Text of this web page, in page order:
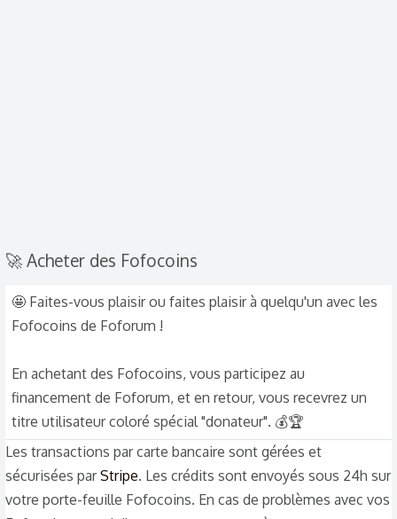
🚀 Acheter des Fofocoins
🤩 Faites-vous plaisir ou faites plaisir à quelqu'un avec les
Fofocoins de Foforum !
En achetant des Fofocoins, vous participez au
financement de Foforum, et en retour, vous recevrez un
titre utilisateur coloré spécial "donateur". 💰🏆
Les transactions par carte bancaire sont gérées et
sécurisées parStripe. Les crédits sont envoyés sous 24h sur
votre porte-feuille Fofocoins. En cas de problèmes avec vos